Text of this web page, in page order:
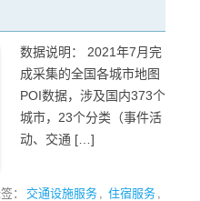
数据说明： 2021年7月完
成采集的全国各城市地图
POI数据，涉及国内373个
城市，23个分类（事件活
动、交通 […]
： 交通设施服务 , 住宿服务 ,